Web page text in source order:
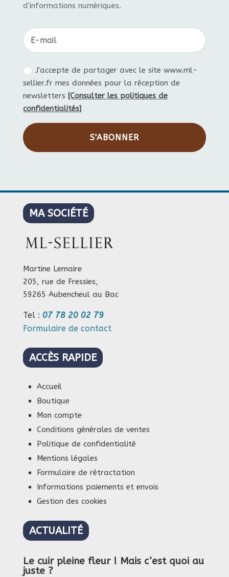
d'informations numériques.
J'accepte de partager avec le site www.ml-
sellier.fr mes données pour la réception de
newsletters [Consulter les politiques de
confidentialités]
S'ABONNER
MA SOCIÉTÉ
Martine Lemaire
205, rue de Fressies,
59265 Aubencheul au Bac
Tel : 07 78 20 02 79
Formulaire de contact
ACCÈS RAPIDE
Accueil
Boutique
Mon compte
Conditions générales de ventes
Politique de confidentialité
Mentions légales
Formulaire de rétractation
Informations paiements et envois
Gestion des cookies
ACTUALITÉ
Le cuir pleine fleur ! Mais c’est quoi au
juste ?